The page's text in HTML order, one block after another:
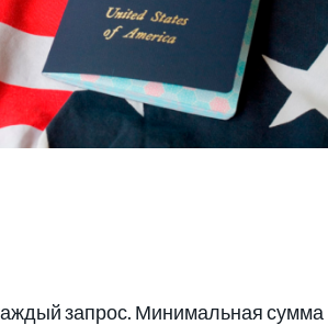
запрос. Минимальная сумма